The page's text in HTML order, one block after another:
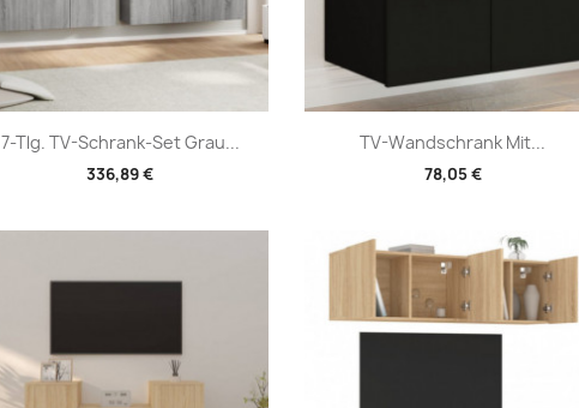
7-Tlg. TV-Schrank-Set Grau...
336,89 €
Vorschau TV-Wandschrank Mit...
78,05 €
Vorschau